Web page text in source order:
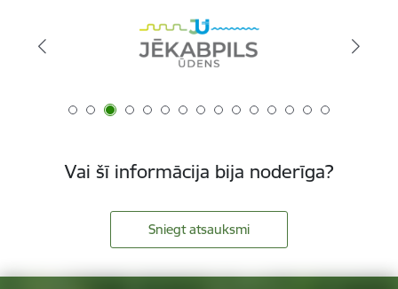
Vai šī informācija bija noderīga?
Sniegt atsauksmi